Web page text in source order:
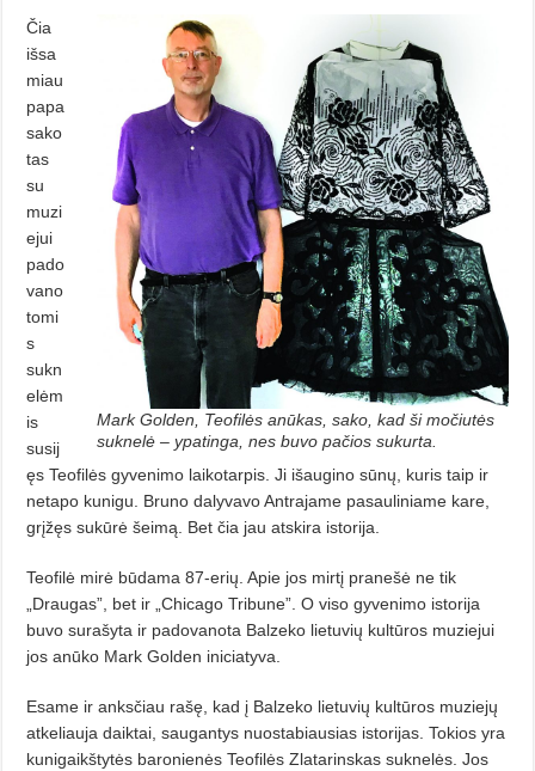
Mark Golden, Teofilės anūkas, sako, kad ši močiutės
suknelė – ypatinga, nes buvo pačios sukurta.
Čia
išsa
miau
papa
sako
tas
su
muzi
ejui
pado
vano
tomi
s
sukn
elėm
is
susij
ęs Teofilės gyvenimo laikotarpis. Ji išaugino sūnų, kuris taip ir
netapo kunigu. Bruno dalyvavo Antrajame pasauliniame kare,
grįžęs sukūrė šeimą. Bet čia jau atskira istorija.
Teofilė mirė būdama 87-erių. Apie jos mirtį pranešė ne tik
„Draugas”, bet ir „Chicago Tribune”. O viso gyvenimo istorija
buvo surašyta ir padovanota Balzeko lietuvių kultūros muziejui
jos anūko Mark Golden iniciatyva.
Esame ir anksčiau rašę, kad į Balzeko lietuvių kultūros muziejų
atkeliauja daiktai, saugantys nuostabiausias istorijas. Tokios yra
kunigaikštytės baronienės Teofilės Zlatarinskas suknelės. Jos